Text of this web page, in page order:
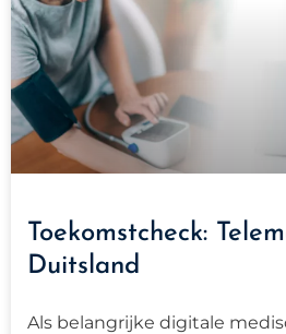
Toekomstcheck:
Duitsland
Als belangrijke digitale